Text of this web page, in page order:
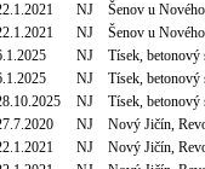
NJ
Šenov u
NJ
Šenov u
NJ
Tísek, betonový
NJ
Tísek, betonový
NJ
Tísek, betonový
NJ
Nový Jičín,
NJ
Nový Jičín,